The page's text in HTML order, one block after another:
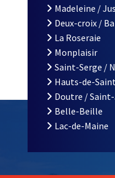
votre email (champ
MA DEMANDE
fenêtre
nouvelle
RSS
Madeleine /
Deux-croix /
La Roseraie
Monplaisir
Saint-Serge /
Hauts-de-
Doutre /
Belle-Beille
Lac-de-Maine